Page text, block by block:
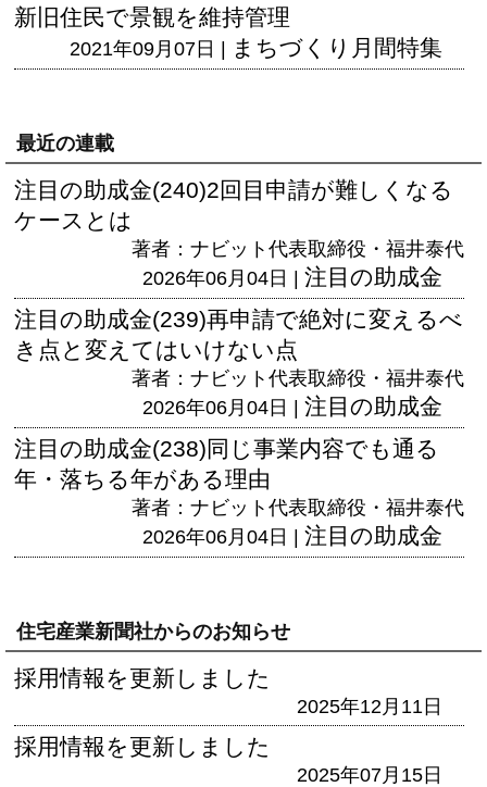
新旧住民で景観を維持管理
2021年09月07日 | まちづくり月間特集
最近の連載
注目の助成金(240)2回目申請が難しくなる
ケースとは
著者：ナビット代表取締役・福井泰代
2026年06月04日 | 注目の助成金
注目の助成金(239)再申請で絶対に変えるべ
き点と変えてはいけない点
著者：ナビット代表取締役・福井泰代
2026年06月04日 | 注目の助成金
注目の助成金(238)同じ事業内容でも通る
年・落ちる年がある理由
著者：ナビット代表取締役・福井泰代
2026年06月04日 | 注目の助成金
住宅産業新聞社からのお知らせ
採用情報を更新しました
2025年12月11日
採用情報を更新しました
2025年07月15日